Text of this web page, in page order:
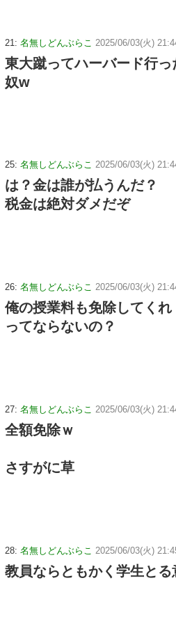
21: 名無しどんぶらこ 2025/06/03(火)
東大蹴ってハーバード行
奴w
25: 名無しどんぶらこ 2025/06/03(火)
は？金は誰が払うんだ？
税金は絶対ダメだぞ
26: 名無しどんぶらこ 2025/06/03(火)
俺の授業料も免除してくれ
ってならないの？
27: 名無しどんぶらこ 2025/06/03(火)
全額免除ｗ
さすがに草
28: 名無しどんぶらこ 2025/06/03(火)
教員ならともかく学生とる